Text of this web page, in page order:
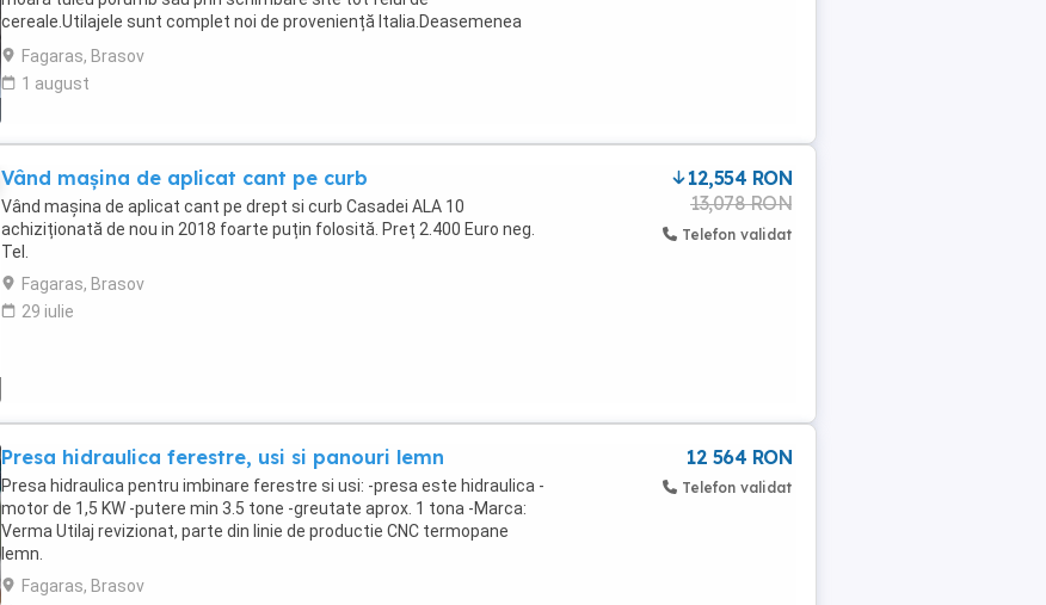
cereale.Utilajele sunt complet noi de proveniență Italia.Deasemenea
instalația se vinde cu tot cu proprietatea ...
Fagaras, Brasov
1 august
Vând mașina de aplicat cant pe curb
Vând mașina de aplicat cant pe drept si curb Casadei ALA 10
achiziționată de nou in 2018 foarte puțin folosită. Preț 2.400 Euro neg.
Tel.
Fagaras, Brasov
29 iulie
12,554 RON
13,078 RON
Telefon validat
Presa hidraulica ferestre, usi si panouri lemn
Presa hidraulica pentru imbinare ferestre si usi: -presa este hidraulica -
motor de 1,5 KW -putere min 3.5 tone -greutate aprox. 1 tona -Marca:
Verma Utilaj revizionat, parte din linie de productie CNC termopane
lemn.
Fagaras, Brasov
12 564 RON
Telefon validat